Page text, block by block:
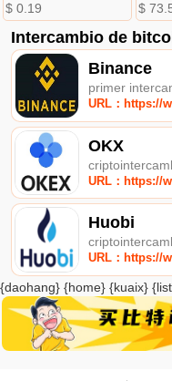
$ 0.19 $
Intercambio de
Binance
primer
URL：https://
OKX
URL：https://
Huobi
URL：https://
{daohang} {home} {kuaix}